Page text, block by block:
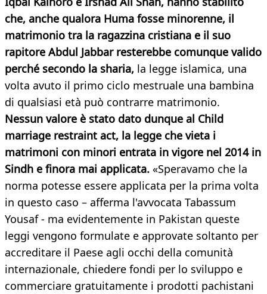
che, anche qualora Huma fosse minorenne, il
matrimonio tra la ragazzina cristiana e il suo
rapitore Abdul Jabbar resterebbe comunque valido
perché secondo la sharia, la legge islamica, una
volta avuto il primo ciclo mestruale una bambina
di qualsiasi età può contrarre matrimonio.
Nessun valore è stato dato dunque al Child
marriage restraint act, la legge che vieta i
matrimoni con minori entrata in vigore nel 2014 in
Sindh e finora mai applicata. «Speravamo che la
norma potesse essere applicata per la prima volta
in questo caso – afferma l'avvocata Tabassum
Yousaf - ma evidentemente in Pakistan queste
leggi vengono formulate e approvate soltanto per
accreditare il Paese agli occhi della comunità
internazionale, chiedere fondi per lo sviluppo e
commerciare gratuitamente i prodotti pachistani